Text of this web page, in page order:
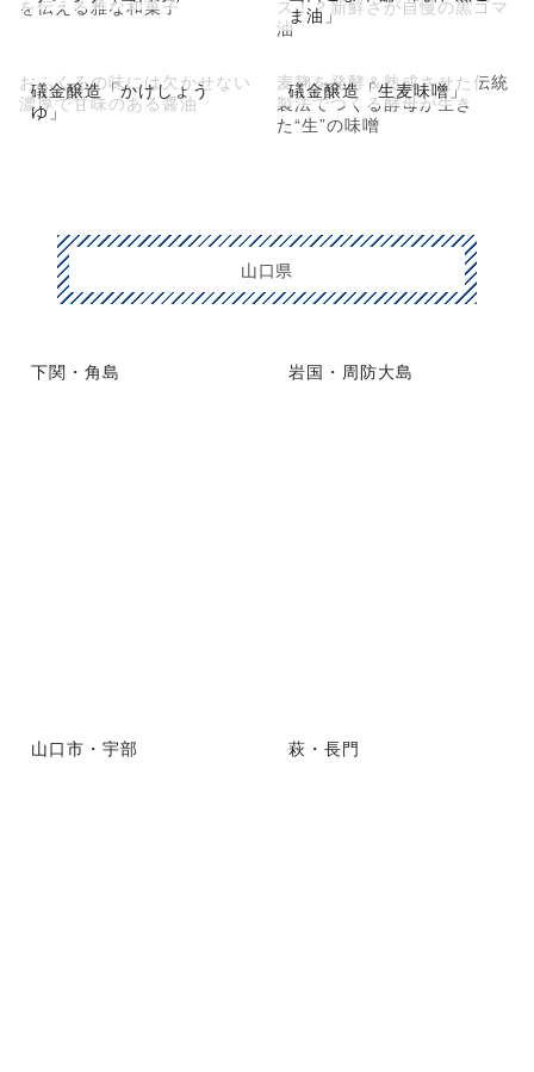
を伝える雅な和菓子
ま油」
ス！？新鮮さが自慢の黒ゴマ
油
礒金醸造「かけしょう
ゆ」
おふくろの味には欠かせない
濃厚で甘味のある醤油
礒金醸造「生麦味噌」
麦麹を発酵＆熟成させた伝統
製法でつくる酵母が生き
た“生”の味噌
山口県
下関・角島 岩国・周防大島
山口市・宇部 萩・長門